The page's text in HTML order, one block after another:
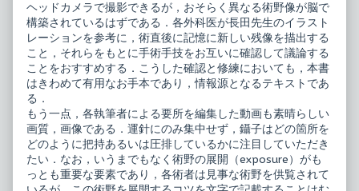
ヘッドカメラで撮影できるが，おそらく異なる術野像が脳で
構築されているはずである．各外科医が長田先生のイラスト
レーションを参考に，術直後に記憶に新しい残像を描出する
こと，それらをもとに手術手技をお互いに確認して議論する
ことをおすすめする．こうした確認と修練においても，本書
はきわめて有用なお手本であり，情報源となるテキストであ
る．
もう一点，各執筆者による要所を編集した動画も素晴らしい
画質，画像である．運針にのみ集中せず，鑷子はどの箇所を
どのように把持あるいは圧排しているかに注目していただき
たい．なお，いうまでもなく術野の展開（exposure）がも
っとも重要な要素であり，各術者は見事な術野を供覧されて